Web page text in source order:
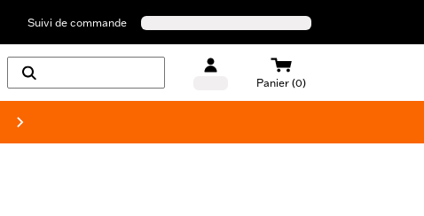
Suivi de commande
Panier (0)